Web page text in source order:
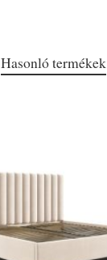
Hasonló termékek